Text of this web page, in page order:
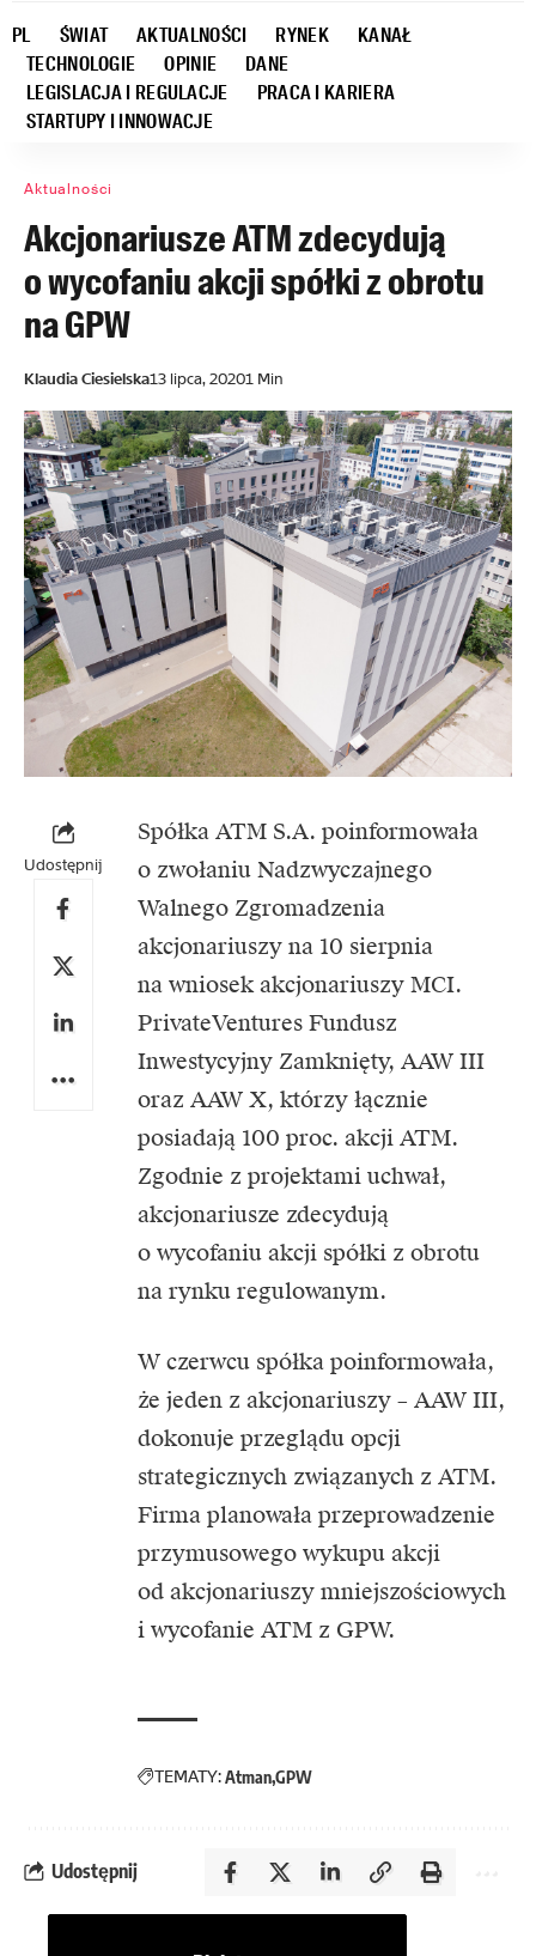
PL ŚWIAT AKTUALNOŚCI RYNEK
KANAŁ
TECHNOLOGIE
OPINIE
DANE
LEGISLACJA I REGULACJE
PRACA I KARIERA
STARTUPY I INNOWACJE
Aktualności
Akcjonariusze ATM zdecydują
o wycofaniu akcji spółki z obrotu
na GPW
Klaudia Ciesielska13 lipca, 20201 Min
Udostępnij
Spółka ATM S.A. poinformowała
o zwołaniu Nadzwyczajnego
Walnego Zgromadzenia
akcjonariuszy na 10 sierpnia
na wniosek akcjonariuszy MCI.
PrivateVentures Fundusz
Inwestycyjny Zamknięty, AAW III
oraz AAW X, którzy łącznie
posiadają 100 proc. akcji ATM.
Zgodnie z projektami uchwał,
akcjonariusze zdecydują
o wycofaniu akcji spółki z obrotu
na rynku regulowanym.
W czerwcu spółka poinformowała,
że jeden z akcjonariuszy – AAW III,
dokonuje przeglądu opcji
strategicznych związanych z ATM.
Firma planowała przeprowadzenie
przymusowego wykupu akcji
od akcjonariuszy mniejszościowych
i wycofanie ATM z GPW.
TEMATY:AtmanGPW
Udostępnij